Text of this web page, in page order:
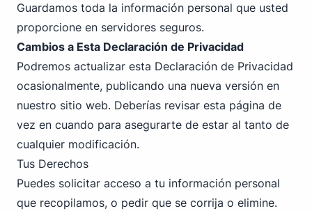
Guardamos toda la información personal que usted
proporcione en servidores seguros.
Cambios a Esta Declaración de Privacidad
Podremos actualizar esta Declaración de Privacidad
ocasionalmente, publicando una nueva versión en
nuestro sitio web. Deberías revisar esta página de
vez en cuando para asegurarte de estar al tanto de
cualquier modificación.
Tus Derechos
Puedes solicitar acceso a tu información personal
que recopilamos, o pedir que se corrija o elimine.